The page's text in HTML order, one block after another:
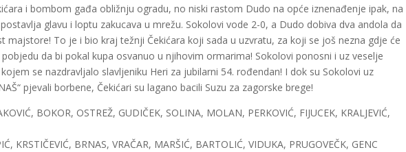
i bombom gađa obližnju ogradu, no niski rastom Dudo na opće iznenađenje ipak, na
glavu i loptu zakucava u mrežu. Sokolovi vode 2-0, a Dudo dobiva dva andola da
majstore! To je i bio kraj težnji Čekićara koji sada u uzvratu, za koji se još nezna gdje će
da bi pokal kupa osvanuo u njihovim ormarima! Sokolovi ponosni i uz veselje
se nazdravljalo slavljeniku Heri za jubilarni 54. rođendan! I dok su Sokolovi uz
pjevali borbene, Čekićari su lagano bacili Suzu za zagorske brege!
BOKOR, OSTREŽ, GUDIČEK, SOLINA, MOLAN, PERKOVIĆ, FIJUCEK, KRALJEVIĆ,
KRSTIČEVIĆ, BRNAS, VRAČAR, MARŠIĆ, BARTOLIĆ, VIDUKA, PRUGOVEČK, GENC